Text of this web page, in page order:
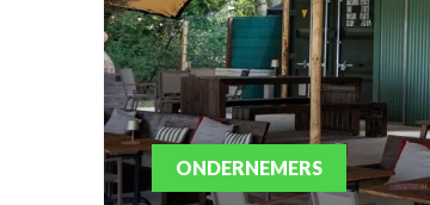
ONDERNEMERS